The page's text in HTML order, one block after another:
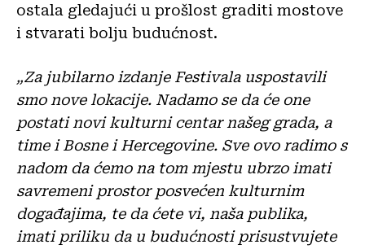
ostala gledajući u prošlost graditi mostove
i stvarati bolju budućnost.
„Za jubilarno izdanje Festivala uspostavili
smo nove lokacije. Nadamo se da će one
postati novi kulturni centar našeg grada, a
time i Bosne i Hercegovine. Sve ovo radimo s
nadom da ćemo na tom mjestu ubrzo imati
savremeni prostor posvećen kulturnim
događajima, te da ćete vi, naša publika,
imati priliku da u budućnosti prisustvujete